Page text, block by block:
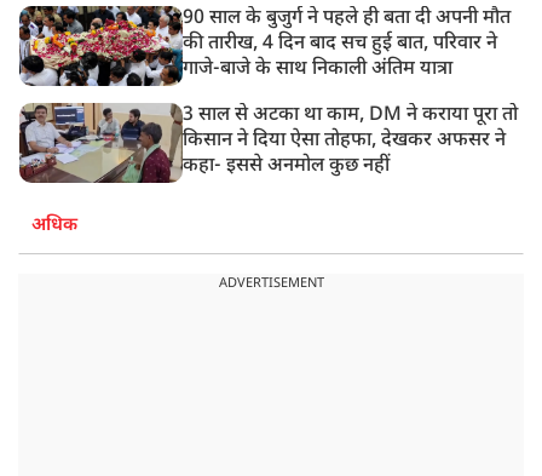
90 साल के बुजुर्ग ने पहले ही बता दी अपनी मौत
की तारीख, 4 दिन बाद सच हुई बात, परिवार ने
गाजे-बाजे के साथ निकाली अंतिम यात्रा
3 साल से अटका था काम, DM ने कराया पूरा तो
किसान ने दिया ऐसा तोहफा, देखकर अफसर ने
कहा- इससे अनमोल कुछ नहीं
अधिक
ADVERTISEMENT